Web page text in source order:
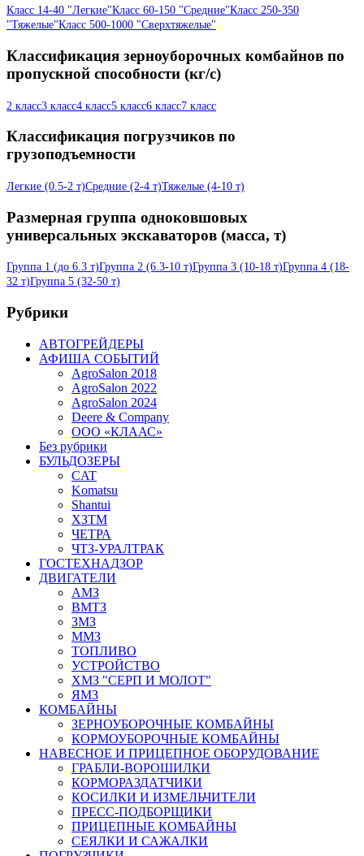
Класс 14-40 "Легкие"Класс 60-150 "Средние"Класс 250-350
"Тяжелые"Класс 500-1000 "Сверхтяжелые"
Классификация зерноуборочных комбайнов по
пропускной способности (кг/с)
2 класс3 класс4 класс5 класс6 класс7 класс
Классификация погрузчиков по
грузоподъемности
Легкие (0.5-2 т)Средние (2-4 т)Тяжелые (4-10 т)
Размерная группа одноковшовых
универсальных экскаваторов (масса, т)
Группа 1 (до 6.3 т)Группа 2 (6.3-10 т)Группа 3 (10-18 т)Группа 4 (18-
32 т)Группа 5 (32-50 т)
Рубрики
АВТОГРЕЙДЕРЫ
АФИША СОБЫТИЙ
AgroSalon 2018
AgroSalon 2022
AgroSalon 2024
Deere & Company
ООО «КЛААС»
Без рубрики
БУЛЬДОЗЕРЫ
CAT
Komatsu
Shantui
ХЗТМ
ЧЕТРА
ЧТЗ-УРАЛТРАК
ГОСТЕХНАДЗОР
ДВИГАТЕЛИ
АМЗ
ВМТЗ
ЗМЗ
ММЗ
ТОПЛИВО
УСТРОЙСТВО
ХМЗ "СЕРП И МОЛОТ"
ЯМЗ
КОМБАЙНЫ
ЗЕРНОУБОРОЧНЫЕ КОМБАЙНЫ
КОРМОУБОРОЧНЫЕ КОМБАЙНЫ
НАВЕСНОЕ И ПРИЦЕПНОЕ ОБОРУДОВАНИЕ
ГРАБЛИ-ВОРОШИЛКИ
КОРМОРАЗДАТЧИКИ
КОСИЛКИ И ИЗМЕЛЬЧИТЕЛИ
ПРЕСС-ПОДБОРЩИКИ
ПРИЦЕПНЫЕ КОМБАЙНЫ
СЕЯЛКИ И САЖАЛКИ